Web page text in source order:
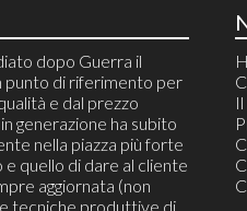
dopo Guerra il
punto di riferimento per
e dal prezzo
generazione ha subito
nella piazza più forte
quello di dare al cliente
aggiornata (non
tecniche produttive di